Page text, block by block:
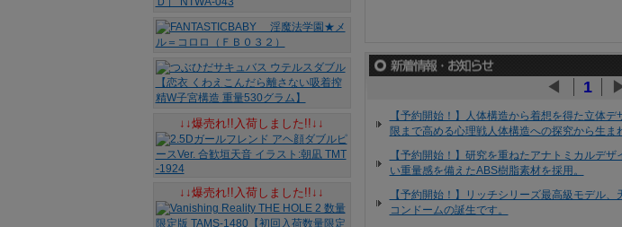
◀ 1
【予約開始！】人体構造から着想を得た立体
限まで高める心理戦人体構造への探究から生ま
【予約開始！】研究を重ねたアナトミカルデザ
い重量感を備えたABS樹脂素材を採用。
【予約開始！】リッチシリーズ最高級モデル
コンドームの誕生です。
↓↓爆売れ!!入荷しました!!↓↓
↓↓爆売れ!!入荷しました!!↓↓